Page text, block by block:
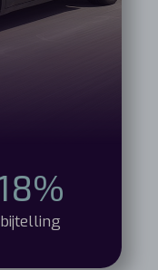
bijtelling